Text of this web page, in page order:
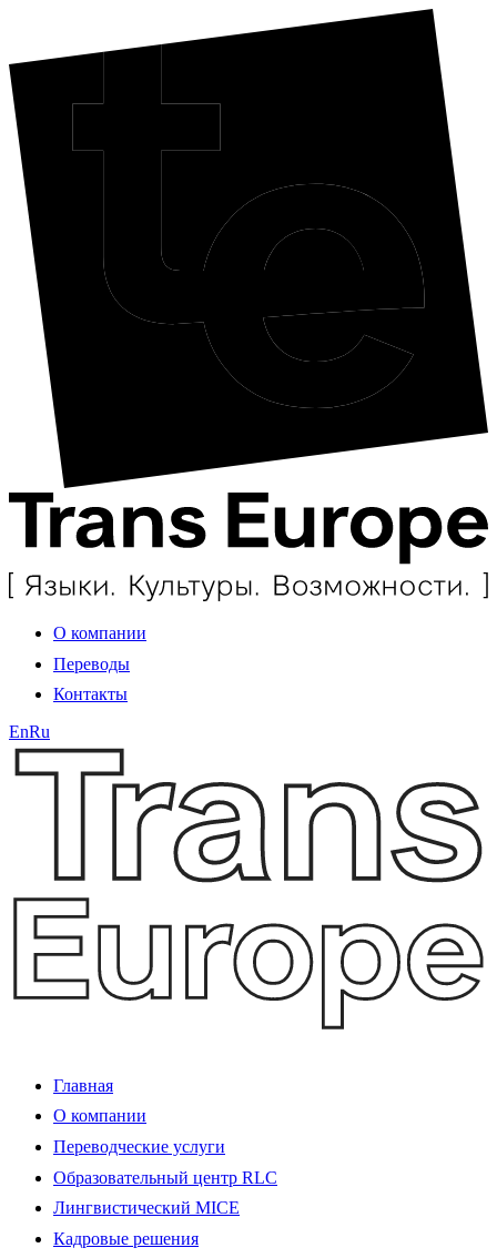
О компании
Переводы
Контакты
EnRu
Главная
О компании
Переводческие услуги
Образовательный центр RLC
Лингвистический MICE
Кадровые решения